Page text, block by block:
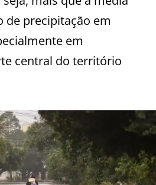
de precipitação em
em
central do território